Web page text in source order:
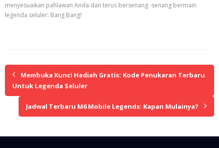
menyesuaikan pahlawan Anda dan terus bersenang -senang bermain
legenda seluler: Bang Bang!
Membuka Kunci Hadiah Gratis: Kode Penukaran Terbaru
Untuk Legenda Seluler
Jadwal Terbaru M6 Mobile Legends: Kapan Mulainya?